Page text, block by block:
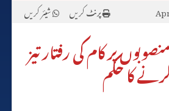
پرنٹ کریں شیئر کریں
پر کام کی رفتار تیز
کا حکم